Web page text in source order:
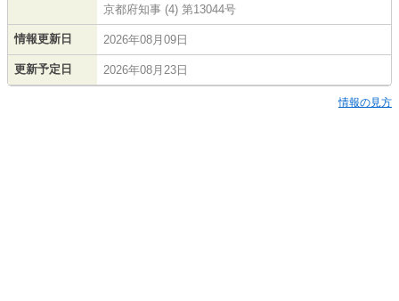
京都府知事 (4) 第13044号
情報更新日 2026年08月09日
更新予定日 2026年08月23日
情報の見方